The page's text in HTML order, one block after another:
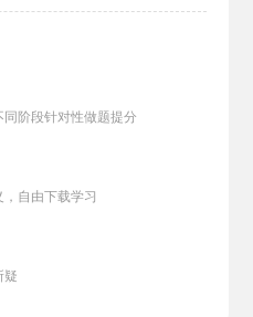
阶段针对性做题提分
自由下载学习
疑